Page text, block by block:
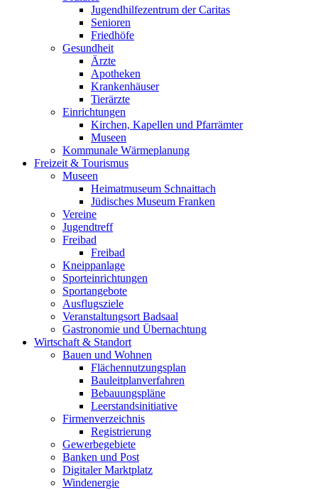
Jugendhilfezentrum der Caritas
Senioren
Friedhöfe
Gesundheit
Ärzte
Apotheken
Krankenhäuser
Tierärzte
Einrichtungen
Kirchen, Kapellen und Pfarrämter
Museen
Kommunale Wärmeplanung
Freizeit & Tourismus
Museen
Heimatmuseum Schnaittach
Jüdisches Museum Franken
Vereine
Jugendtreff
Freibad
Freibad
Kneippanlage
Sporteinrichtungen
Sportangebote
Ausflugsziele
Veranstaltungsort Badsaal
Gastronomie und Übernachtung
Wirtschaft & Standort
Bauen und Wohnen
Flächennutzungsplan
Bauleitplanverfahren
Bebauungspläne
Leerstandsinitiative
Firmenverzeichnis
Registrierung
Gewerbegebiete
Banken und Post
Digitaler Marktplatz
Windenergie